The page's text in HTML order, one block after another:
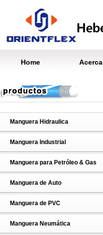
Home Acerca
Manguera Hidraulica
Manguera Industrial
Manguera para Petróleo & Gas
Manguera de Auto
Manguera de PVC
Manguera Neumática